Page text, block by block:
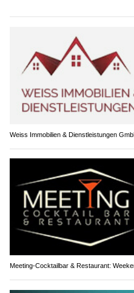
Weiss Immobilien & Dienstleistungen
Meeting-Cocktailbar & Restaurant: